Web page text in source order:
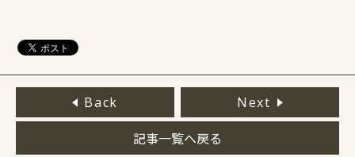
Back Next
記事一覧へ戻る